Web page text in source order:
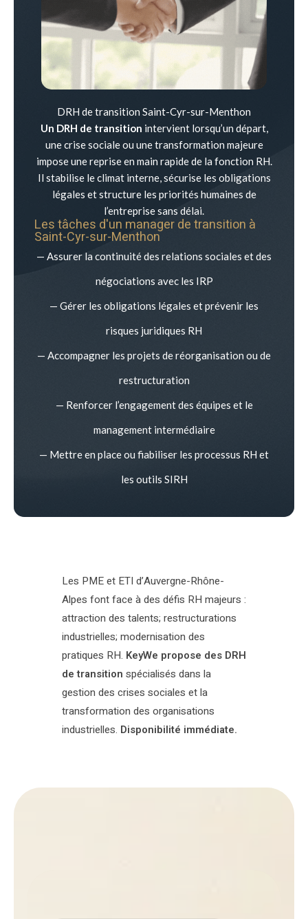
DRH de transition Saint-Cyr-sur-Menthon
Un DRH de transition intervient lorsqu’un départ,
une crise sociale ou une transformation majeure
impose une reprise en main rapide de la fonction RH.
Il stabilise le climat interne, sécurise les obligations
légales et structure les priorités humaines de
l’entreprise sans délai.
Les tâches d'un manager de transition à
Saint-Cyr-sur-Menthon
— Assurer la continuité des relations sociales et des
négociations avec les IRP
— Gérer les obligations légales et prévenir les
risques juridiques RH
— Accompagner les projets de réorganisation ou de
restructuration
— Renforcer l’engagement des équipes et le
management intermédiaire
— Mettre en place ou fiabiliser les processus RH et
les outils SIRH
Les PME et ETI d’Auvergne-Rhône-
Alpes font face à des défis RH majeurs :
attraction des talents; restructurations
industrielles; modernisation des
pratiques RH. KeyWe propose des DRH
de transition spécialisés dans la
gestion des crises sociales et la
transformation des organisations
industrielles. Disponibilité immédiate.